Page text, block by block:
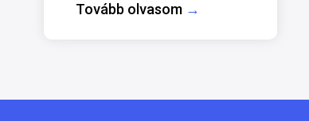
Tovább olvasom →